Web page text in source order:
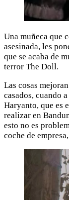
Una muñeca que
asesinada, les
que se acaba de
terror The Doll.
Las cosas
casados, cuando
Haryanto, que es
realizar en
esto no es
coche de